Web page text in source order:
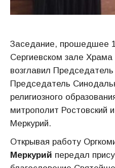
Заседание, прошедшее
Сергиевском зале
возглавил
Председатель
религиозного
митрополит Ростовский
Меркурий.
Открывая работу
Меркурий передал